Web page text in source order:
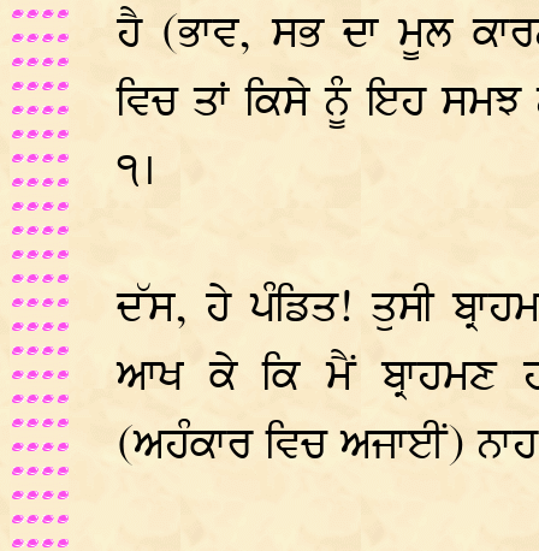
ਹੈ (ਭਾਵ, ਸਭ ਦਾ ਮੂਲ
ਵਿਚ ਤਾਂ ਕਿਸੇ ਨੂੰ ਇਹ ਸਮਝ
੧।
ਦੱਸ, ਹੇ ਪੰਡਿਤ! ਤੁਸੀ
ਆਖ ਕੇ ਕਿ ਮੈਂ ਬ੍ਰਾਹਮਣ
(ਅਹੰਕਾਰ ਵਿਚ ਅਜਾਈਂ)